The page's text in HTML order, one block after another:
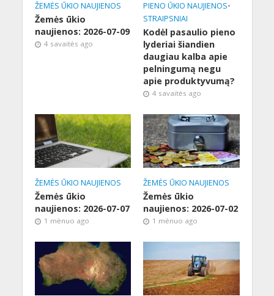
ŽEMĖS ŪKIO NAUJIENOS
Žemės ūkio
naujienos: 2026-07-09
4 savaitės ago
PIENO ŪKIO NAUJIENOS•
STRAIPSNIAI
Kodėl pasaulio pieno
lyderiai šiandien
daugiau kalba apie
pelningumą negu
apie produktyvumą?
4 savaitės ago
ŽEMĖS ŪKIO NAUJIENOS
Žemės ūkio
naujienos: 2026-07-07
1 mėnuo ago
ŽEMĖS ŪKIO NAUJIENOS
Žemės ūkio
naujienos: 2026-07-02
1 mėnuo ago